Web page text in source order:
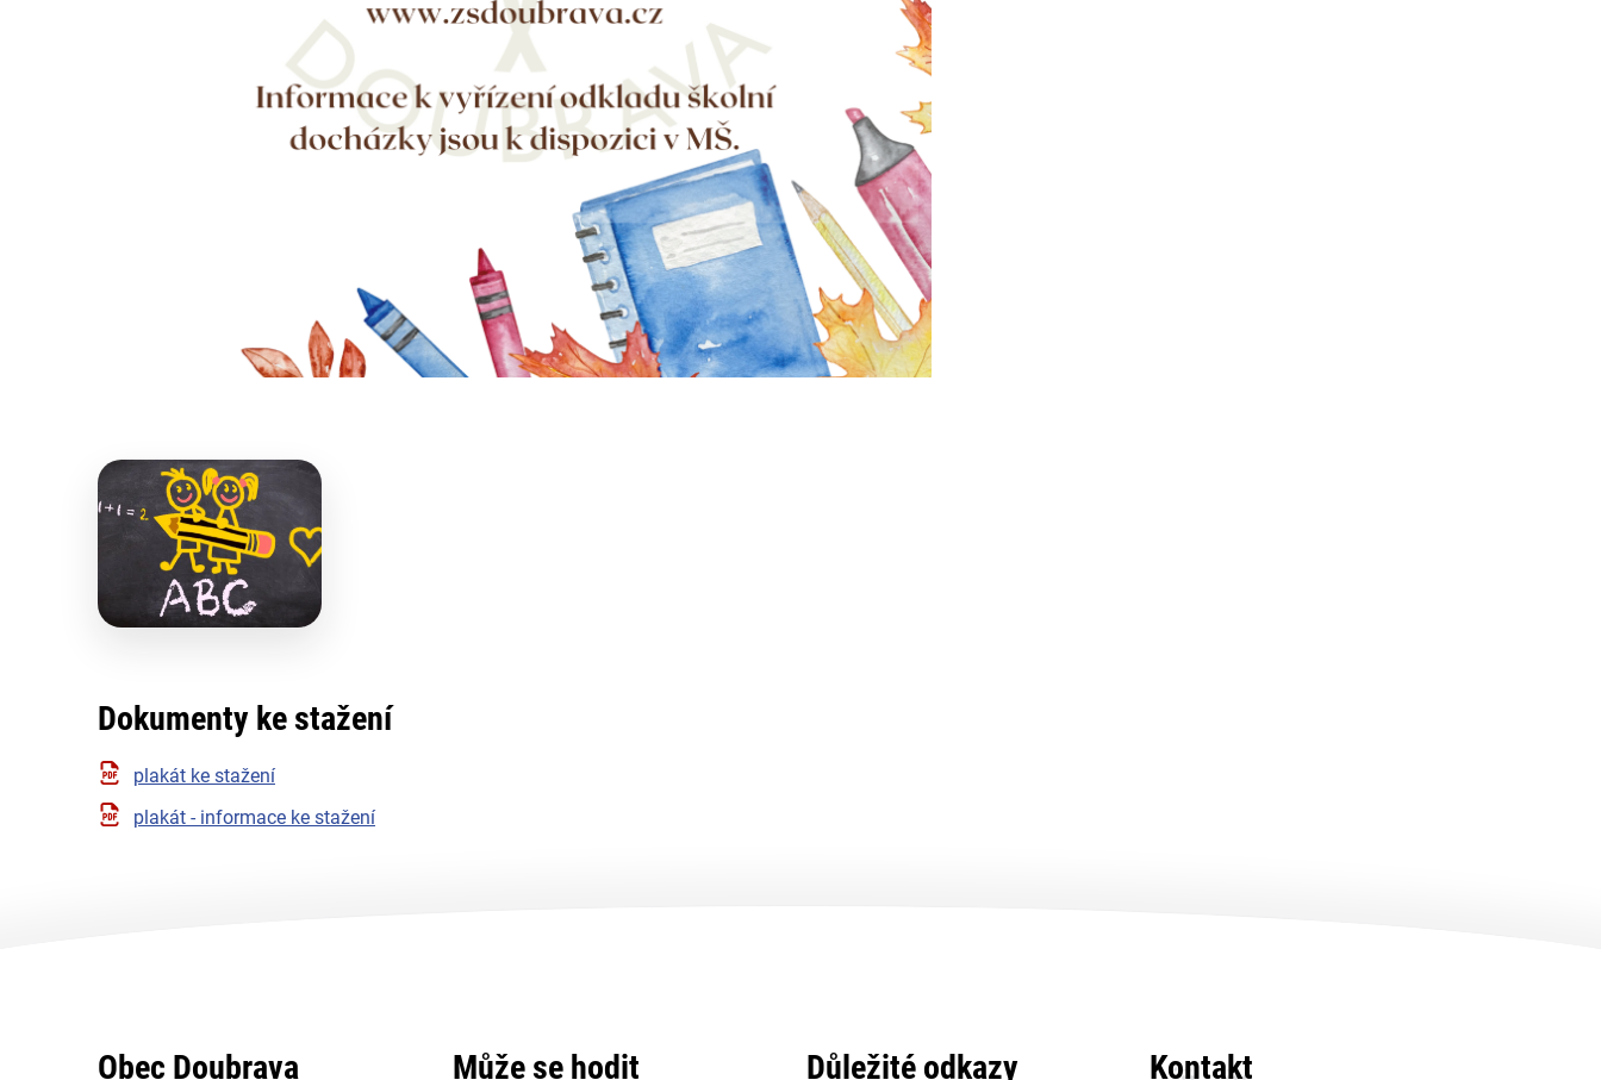
Dokumenty ke stažení
plakát ke stažení
plakát - informace ke stažení
Obec Doubrava Může se hodit Důležité odkazy Kontakt